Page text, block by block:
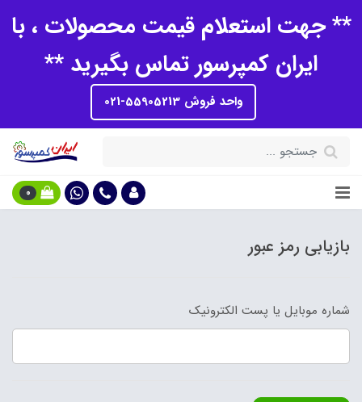
** جهت استعلام قیمت محصولات ، با
ایران کمپرسور تماس بگیرید **
واحد فروش 55905213-021
0
بازیابی رمز عبور
شماره موبایل یا پست الکترونیک